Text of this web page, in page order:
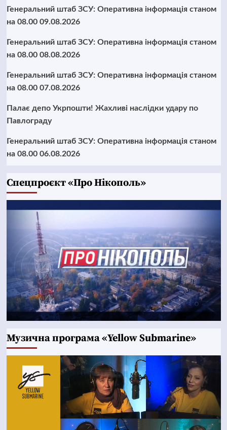
Генеральний штаб ЗСУ: Оперативна інформація станом
на 08.00 09.08.2026
Генеральний штаб ЗСУ: Оперативна інформація станом
на 08.00 08.08.2026
Генеральний штаб ЗСУ: Оперативна інформація станом
на 08.00 07.08.2026
Палає депо Укрпошти! Жахливі наслідки удару по
Павлограду
Генеральний штаб ЗСУ: Оперативна інформація станом
на 08.00 06.08.2026
Cпецпроєкт «Про Нікополь»
Музична програма «Yellow Submarine»